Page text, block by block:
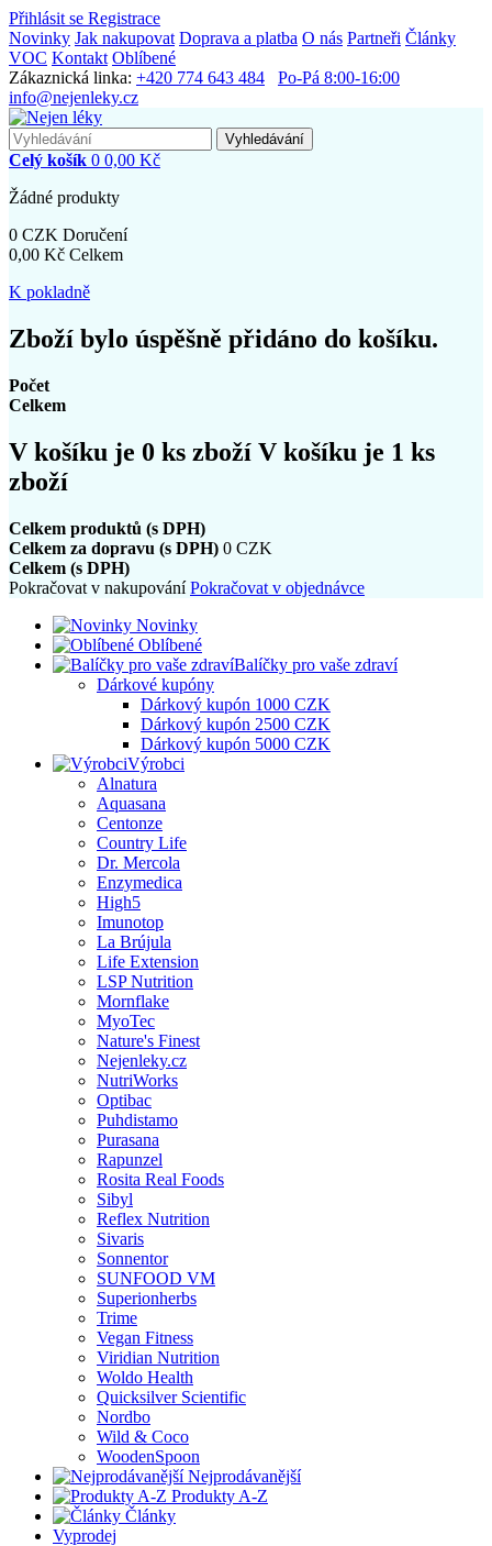
Přihlásit se Registrace
Novinky Jak nakupovat Doprava a platba O nás Partneři Články
VOC Kontakt Oblíbené
Zákaznická linka: +420 774 643 484
Po-Pá 8:00-16:00
info@nejenleky.cz
Vyhledávání
Celý košík 0 0,00 Kč
Žádné produkty
0 CZK Doručení
0,00 Kč Celkem
K pokladně
Zboží bylo úspěšně přidáno do košíku.
Počet
Celkem
V košíku je 0 ks zboží V košíku je 1 ks
zboží
Celkem produktů (s DPH)
Celkem za dopravu (s DPH) 0 CZK
Celkem (s DPH)
Pokračovat v nakupováníPokračovat v objednávce
Novinky
Oblíbené
Balíčky pro vaše zdraví
Dárkové kupóny
Dárkový kupón 1000 CZK
Dárkový kupón 2500 CZK
Dárkový kupón 5000 CZK
Výrobci
Alnatura
Aquasana
Centonze
Country Life
Dr. Mercola
Enzymedica
High5
Imunotop
La Brújula
Life Extension
LSP Nutrition
Mornflake
MyoTec
Nature's Finest
Nejenleky.cz
NutriWorks
Optibac
Puhdistamo
Purasana
Rapunzel
Rosita Real Foods
Sibyl
Reflex Nutrition
Sivaris
Sonnentor
SUNFOOD VM
Superionherbs
Trime
Vegan Fitness
Viridian Nutrition
Woldo Health
Quicksilver Scientific
Nordbo
Wild & Coco
WoodenSpoon
Nejprodávanější
Produkty A-Z
Články
Vyprodej